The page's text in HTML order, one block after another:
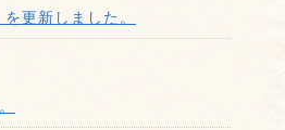
更新しました。